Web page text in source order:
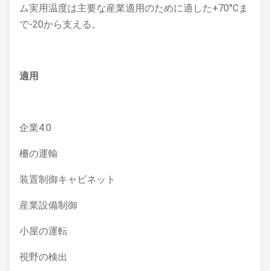
ム実用温度は主要な産業適用のために適した+70°Cま
で-20から支える。
適用
企業4.0
柵の運輸
装置制御キャビネット
産業設備制御
小屋の運転
視野の検出